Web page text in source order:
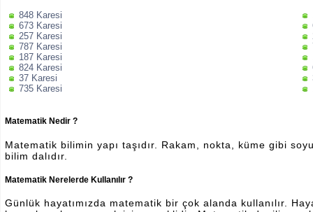
848 Karesi
673 Karesi
257 Karesi
787 Karesi
187 Karesi
824 Karesi
37 Karesi
735 Karesi
Matematik Nedir ?
Matematik bilimin yapı taşıdır. Rakam, nokta, küme gibi
bilim dalıdır.
Matematik Nerelerde Kullanılır ?
Günlük hayatımızda matematik bir çok alanda kullanılır.